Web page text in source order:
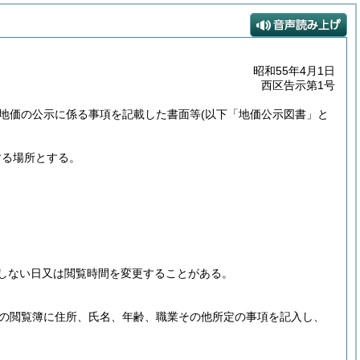
昭和55年4月1日
西区告示第1号
価の公示に係る事項を記載した書面等(以下「地価公示図書」と
場所とする。
い日又は閲覧時間を変更することがある。
閲覧簿に住所、氏名、年齢、職業その他所定の事項を記入し、